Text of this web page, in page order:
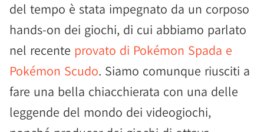
del tempo è stata impegnato da un corposo
hands-on dei giochi, di cui abbiamo parlato
nel recente provato di Pokémon Spada e
Pokémon Scudo. Siamo comunque riusciti a
fare una bella chiacchierata con una delle
leggende del mondo dei videogiochi,